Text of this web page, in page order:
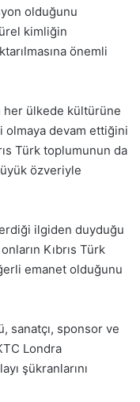
olduğunu
kimliğin
önemli
her ülkede kültürüne
olmaya devam ettiğini
Türk toplumunun da
özveriyle
ilgiden duyduğu
Kıbrıs Türk
emanet olduğunu
sanatçı, sponsor ve
Londra
şükranlarını